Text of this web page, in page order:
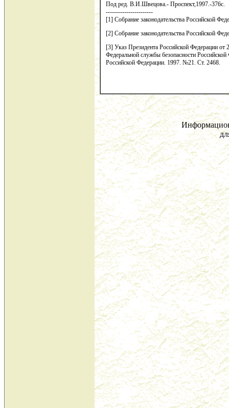
Под ред. В.И.Швецова.- Проспект,1997.-376с.
-----------------------
[1] Собрание законодательства Российской
[2] Собрание законодательства Российской
[3] Указ Президента Российской Федерации от
Федеральной службы безопасности
Российской Федерации. 1997. №21. Ст. 2468.